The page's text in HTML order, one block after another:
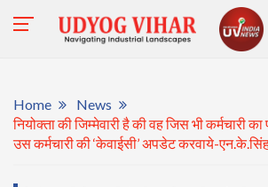
Home
News
नियोक्ता की जिम्मेवारी है की वह जिस भी कर्मचारी
उस कर्मचारी की ‘केवाईसी’ अपडेट करवाये-